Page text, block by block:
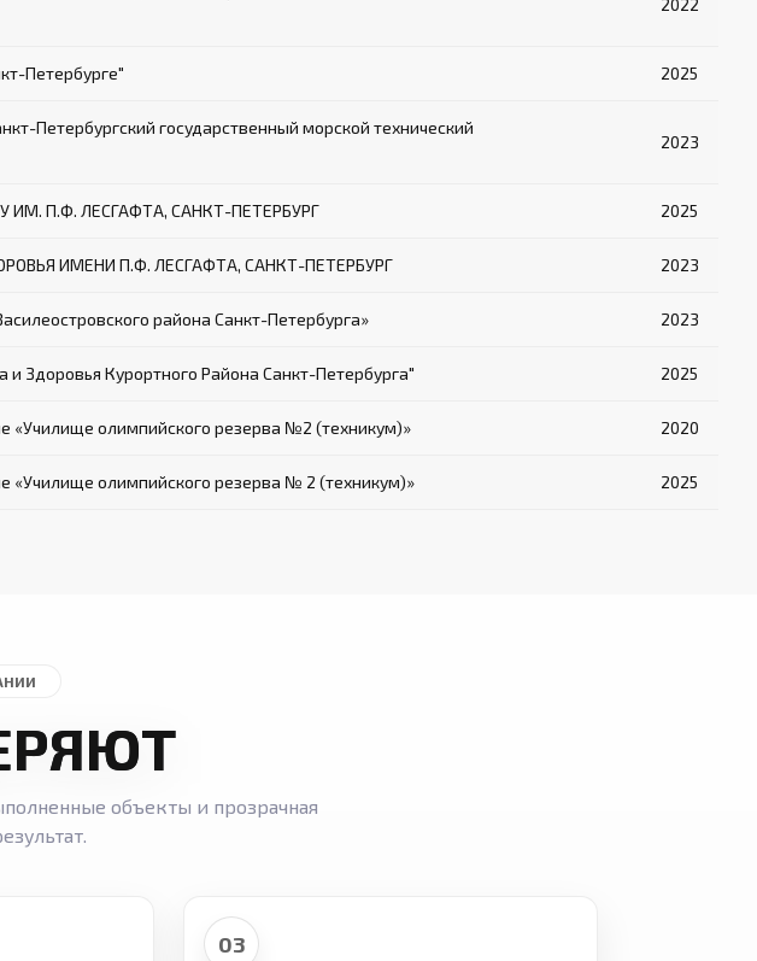
2022
Петербурге" 2025
Петербургский государственный морской технический
2023
ИМ. П.Ф. ЛЕСГАФТА, САНКТ-ПЕТЕРБУРГ 2025
ИМЕНИ П.Ф. ЛЕСГАФТА, САНКТ-ПЕТЕРБУРГ 2023
района Санкт-Петербурга» 2023
Здоровья Курортного Района Санкт-Петербурга" 2025
«Училище олимпийского резерва №2 (техникум)» 2020
«Училище олимпийского резерва № 2 (техникум)» 2025
объекты и прозрачная
03